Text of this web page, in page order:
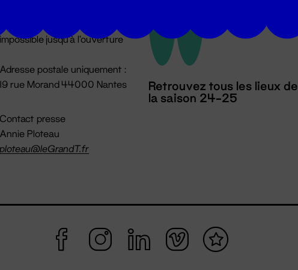
impossible jusqu'à l'ouverture
Adresse postale uniquement :
19 rue Morand 44000 Nantes
Contact presse
Annie Ploteau
ploteau@leGrandT.fr
Retrouvez tous les lieux de
la saison 24-25